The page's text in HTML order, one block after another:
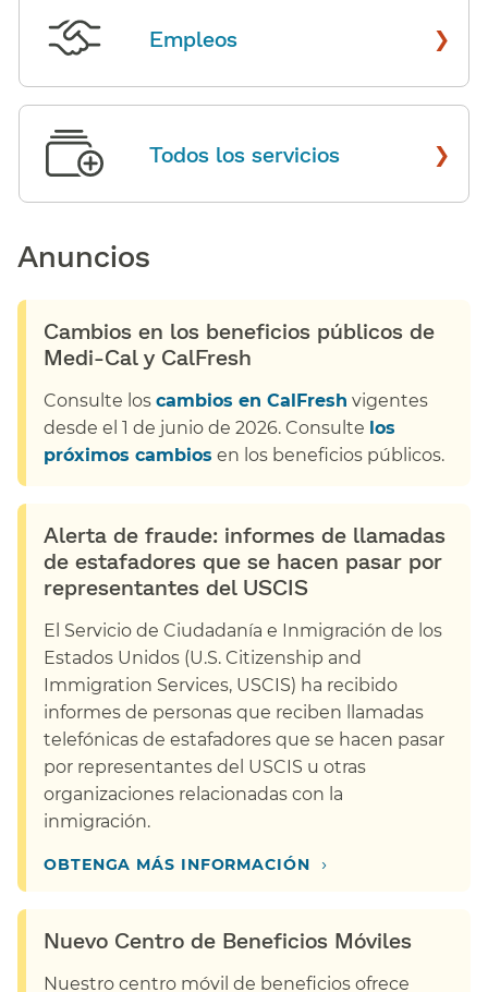
Empleos ›
Todos los servicios ›
Anuncios​​
Cambios en los beneficios públicos de
Medi-Cal y CalFresh​​
Consulte los cambios en CalFresh vigentes
desde el 1 de junio de 2026. Consulte los
próximos cambios en los beneficios públicos.​​
Alerta de fraude: informes de llamadas
de estafadores que se hacen pasar por
representantes del USCIS​​
El Servicio de Ciudadanía e Inmigración de los
Estados Unidos (U.S. Citizenship and
Immigration Services, USCIS) ha recibido
informes de personas que reciben llamadas
telefónicas de estafadores que se hacen pasar
por representantes del USCIS u otras
organizaciones relacionadas con la
inmigración.​​
OBTENGA MÁS INFORMACIÓN​​ ›
Nuevo Centro de Beneficios Móviles​​
Nuestro centro móvil de beneficios ofrece